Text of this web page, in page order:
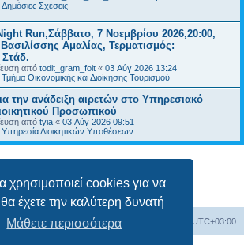
χρησιμοποιεί cookies για να
έχετε την καλύτερη δυνατή
Μάθετε περισσότερα
Δημόσιες Σχέσεις
Run,Σάββατο, 7 Νοεμβρίου 2026,20:00,
Αμαλίας, Τερματισμός:
από todit_gram_foit « 03 Αύγ 2026 13:24
Τμήμα Οικονομικής και Διοίκησης Τουρισμού
την ανάδειξη αιρετών στο Υπηρεσιακό
Προσωπικού
από tyia « 03 Αύγ 2026 09:51
Υπηρεσία Διοικητικών Υποθέσεων
Όλοι οι χρόνοι είναι UTC+03:00
Διαγραφή cookies